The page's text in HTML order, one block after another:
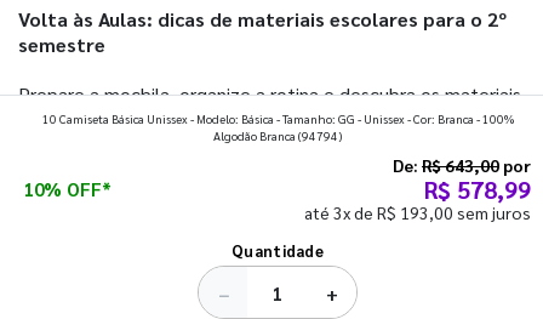
Volta às Aulas: dicas de materiais escolares para o 2º
semestre
Prepare a mochila, organize a rotina e descubra os materiais
que fazem toda diferença para começar o segundo
10 Camiseta Básica Unissex - Modelo: Básica - Tamanho: GG - Unissex - Cor: Branca - 100%
Algodão Branca (94794)
10% OFF*
De: R$ 643,00 por
R$ 578,99
até 3x de R$ 193,00 sem juros
Quantidade
− +